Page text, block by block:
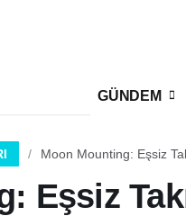
GÜNDEM
Moon Mounting: Eşsiz
Eşsiz